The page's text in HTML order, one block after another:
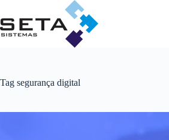
o
conteúdo
Tag segurança digital